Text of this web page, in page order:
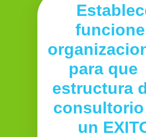
para que
estructura
consultorio
un